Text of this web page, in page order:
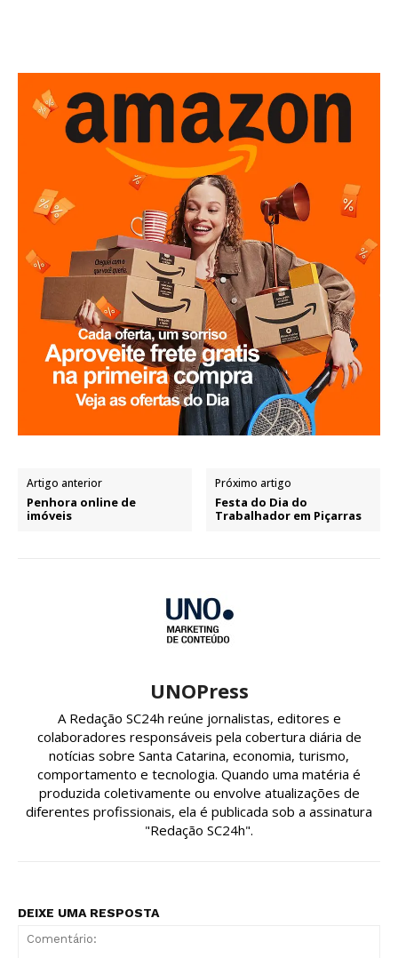
Artigo anterior
Penhora online de
imóveis
Próximo artigo
Festa do Dia do
Trabalhador em Piçarras
UNOPress
A Redação SC24h reúne jornalistas, editores e
colaboradores responsáveis pela cobertura diária de
notícias sobre Santa Catarina, economia, turismo,
comportamento e tecnologia. Quando uma matéria é
produzida coletivamente ou envolve atualizações de
diferentes profissionais, ela é publicada sob a assinatura
"Redação SC24h".
DEIXE UMA RESPOSTA